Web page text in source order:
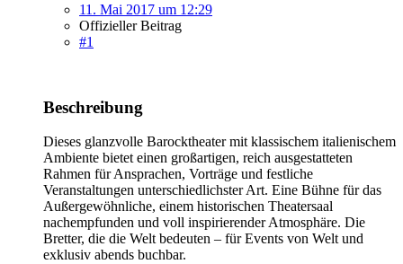
11. Mai 2017 um 12:29
Offizieller Beitrag
#1
Beschreibung
Dieses glanzvolle Barocktheater mit klassischem italienischem
Ambiente bietet einen großartigen, reich ausgestatteten
Rahmen für Ansprachen, Vorträge und festliche
Veranstaltungen unterschiedlichster Art. Eine Bühne für das
Außergewöhnliche, einem historischen Theatersaal
nachempfunden und voll inspirierender Atmosphäre. Die
Bretter, die die Welt bedeuten – für Events von Welt und
exklusiv abends buchbar.